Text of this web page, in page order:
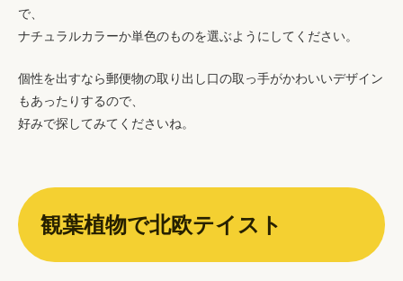
で、
ナチュラルカラーか単色のものを選ぶようにしてください。
個性を出すなら郵便物の取り出し口の取っ手がかわいいデザイン
もあったりするので、
好みで探してみてくださいね。
観葉植物で北欧テイスト